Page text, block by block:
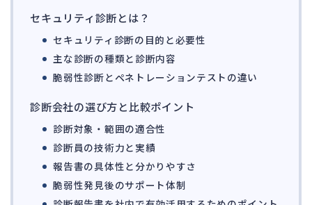
解雇・退職 127
事業運営 374
品質・リコール 48
手続 668
法的整理 453
セキュリティ診断とは？
セキュリティ診断の目的と必要性
主な診断の種類と診断内容
脆弱性診断とペネトレーションテストの違い
診断会社の選び方と比較ポイント
診断対象・範囲の適合性
診断員の技術力と実績
報告書の具体性と分かりやすさ
脆弱性発見後のサポート体制